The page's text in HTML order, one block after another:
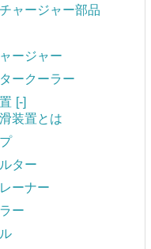
ャージャー部品
ージャー
ークーラー
[-]
装置とは
ルター
ーナー
ー